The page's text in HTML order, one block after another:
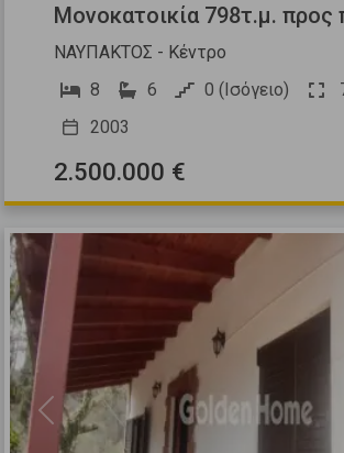
Μονοκατοικία 798τ.μ.
ΝΑΥΠΑΚΤΟΣ - Κέντρο
8
6 0 (Ισόγειο)
2003
2.500.000 €
Previous